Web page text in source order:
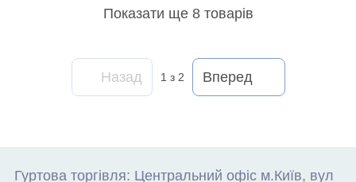
Показати ще 8 товарів
Назад 1 з 2 Вперед
Гуртова торгівля: Центральний офіс м.Київ, вул